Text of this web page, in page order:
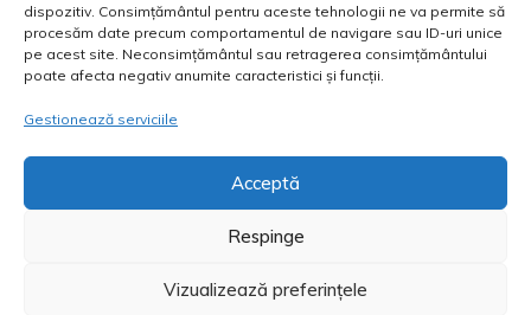
dispozitiv. Consimțământul pentru aceste tehnologii ne va permite să
procesăm date precum comportamentul de navigare sau ID-uri unice
pe acest site. Neconsimțământul sau retragerea consimțământului
poate afecta negativ anumite caracteristici și funcții.
Gestionează serviciile
Acceptă
Respinge
Vizualizează preferințele
Calea Eroilor nr.2, zona Centru Intermodal, Vis a vis de
Kaufland Sud Buzău 120181
CUI:33216419
F10/321/28.05.2014
Copyright © 2025. All rights reserved.
Discuta cu noi pe WhatsApp
APLICĂ PENTRU RATE